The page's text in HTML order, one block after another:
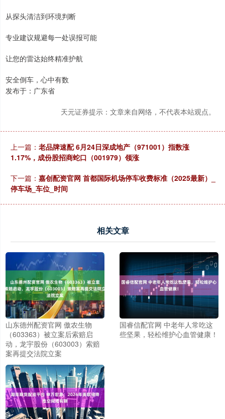
从探头清洁到环境判断
专业建议规避每一处误报可能
让您的雷达始终精准护航
安全倒车，心中有数
发布于：广东省
天元证券提示：文章来自网络，不代表本站观点。
上一篇： 老品牌速配 6月24日深成地产（971001）指数涨
1.17%，成份股招商蛇口（001979）领涨
下一篇： 嘉创配资官网 首都国际机场停车收费标准（2025最新）_
停车场_车位_时间
相关文章
山东德州配资官网 傲农生物
（603363）被立案后索赔启
动，龙宇股份（603003）索赔
案再提交法院立案
国睿信配官网 中老年人常吃这
些坚果，轻松维护心血管健康！